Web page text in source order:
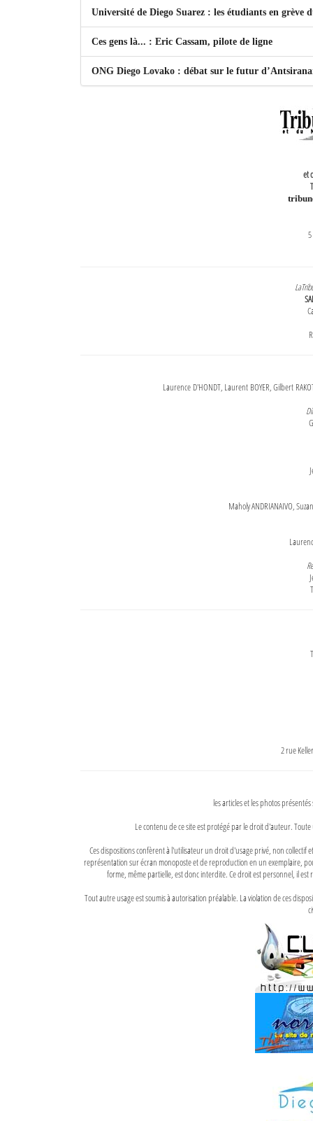
Université de Diego Suarez : les étudiants en grève
Ces gens là... : Eric Cassam, pilote de ligne
ONG Diego Lovako : débat sur le futur
et
Laurence D'HONDT, Laurent BOYER, Gilbert
Maholy ANDRIANAIVO,
2 rue
les articles et les photos
Le contenu de ce site est protégé par le droit d'auteur.
Ces dispositions confèrent à l'utilisateur un droit d'usage privé, non
représentation sur écran monoposte et de reproduction en un exemplaire,
forme, même partielle, est donc interdite. Ce droit est personnel, il
Tout autre usage est soumis à autorisation préalable. La violation de ces